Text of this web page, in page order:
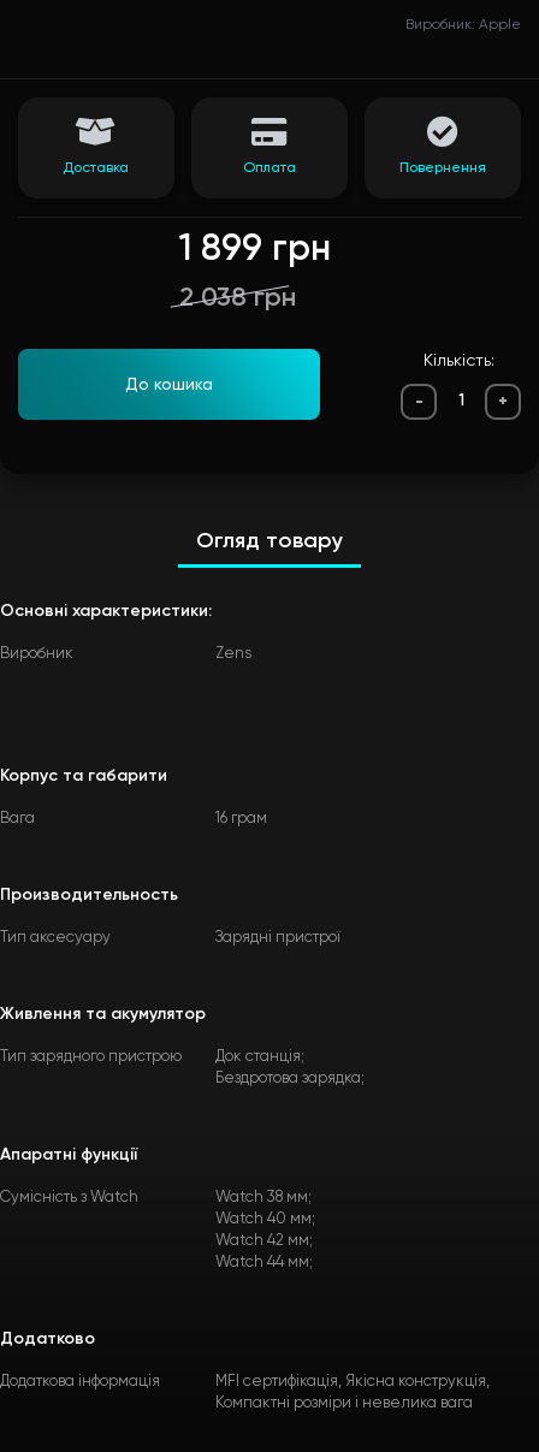
Виробник: Apple
1 899 грн
2 038 грн
До кошика
Кількість:
- +
Доставка Оплата Повернення
Огляд товару
Основні характеристики:
Виробник Zens
Корпус та габарити
Вага 16 грам
Производительность
Тип аксесуару Зарядні пристрої
Живлення та акумулятор
Тип зарядного пристрою
Док станція;
Бездротова зарядка;
Апаратні функції
Сумісність з Watch
Watch 38 мм;
Watch 40 мм;
Watch 42 мм;
Watch 44 мм;
Додатково
Додаткова інформація
MFI сертифікація, Якісна конструкція,
Компактні розміри і невелика вага